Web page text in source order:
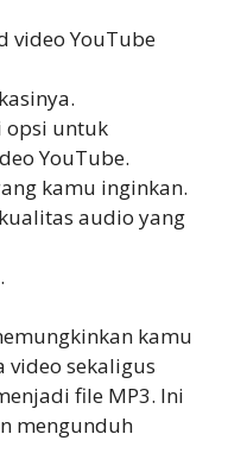
video YouTube
opsi untuk
YouTube.
kamu inginkan.
audio yang
kamu
sekaligus
file MP3. Ini
mengunduh